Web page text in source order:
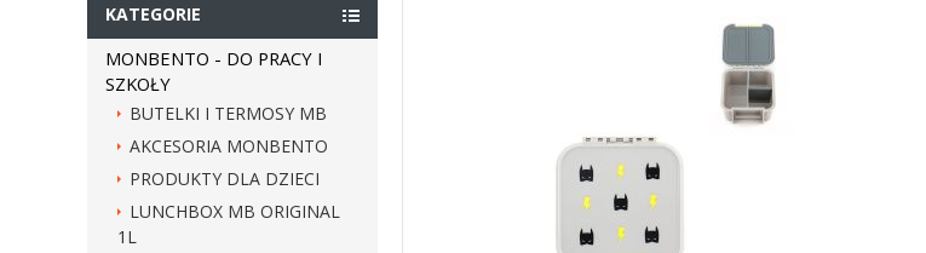
KATEGORIE
MONBENTO - DO PRACY I
SZKOŁY
BUTELKI I TERMOSY MB
AKCESORIA MONBENTO
PRODUKTY DLA DZIECI
LUNCHBOX MB ORIGINAL
1L